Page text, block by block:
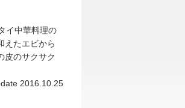
イ中華料理の
えたエビから
皮のサクサク
2016.10.25